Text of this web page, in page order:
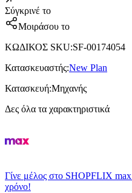
Σύγκρινέ το
Μοιράσου το
ΚΩΔΙΚΟΣ SKU:SF-00174054
Κατασκευαστής:New Plan
Κατασκευή:Μηχανής
Δες όλα τα χαρακτηριστικά
Γίνε μέλος στο SHOPFLIX max
χρόνο!